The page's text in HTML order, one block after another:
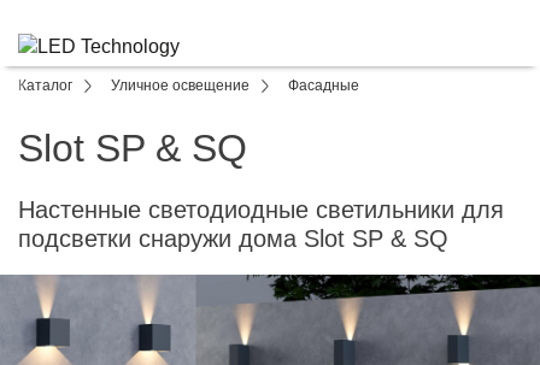
Каталог Уличное освещение Фасадные
Slot SP & SQ
Настенные светодиодные светильники для
подсветки снаружи дома Slot SP & SQ